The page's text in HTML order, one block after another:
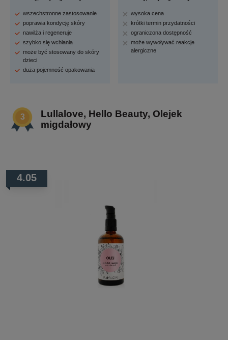
wszechstronne zastosowanie
poprawia kondycję skóry
nawilża i regeneruje
szybko się wchłania
może być stosowany do skóry
dzieci
duża pojemność opakowania
wysoka cena
krótki termin przydatności
ograniczona dostępność
może wywoływać reakcje
alergiczne
Lullalove, Hello Beauty, Olejek
migdałowy
4.05